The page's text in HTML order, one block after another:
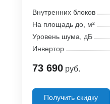
Внутренних блоков
На площадь до, м²
Уровень шума, дБ
Инвертор
73 690 руб.
Получить скидку